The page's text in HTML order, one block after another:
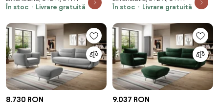
În stoc
Livrare gratuită
În stoc
Livrare gratuită
8.730 RON 9.037 RON